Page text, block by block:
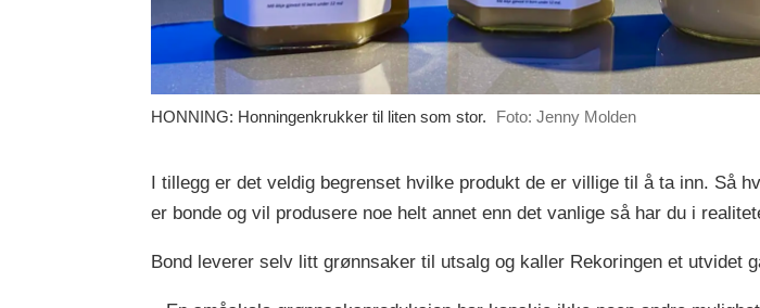
HONNING: Honningenkrukker til liten som stor. Foto: Jenny Molden
I tillegg er det veldig begrenset hvilke produkt de er villige til å ta inn. Så
er bonde og vil produsere noe helt annet enn det vanlige så har du i
Bond leverer selv litt grønnsaker til utsalg og kaller Rekoringen et utvidet